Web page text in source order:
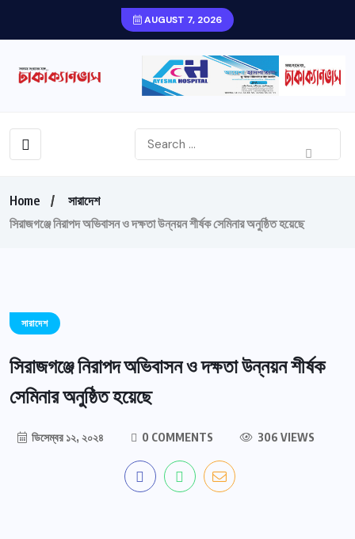
AUGUST 7, 2026
Home
সারাদেশ
সিরাজগঞ্জে নিরাপদ অভিবাসন ও দক্ষতা উন্নয়ন শীর্ষক সেমিনার অনুষ্ঠিত হয়েছে
সারাদেশ
সিরাজগঞ্জে নিরাপদ অভিবাসন ও দক্ষতা উন্নয়ন শীর্ষক
সেমিনার অনুষ্ঠিত হয়েছে
ডিসেম্বর ১২, ২০২৪ 0 COMMENTS 306 VIEWS